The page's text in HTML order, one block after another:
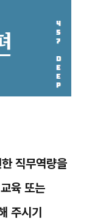
직무역량을
육 또는
주시기